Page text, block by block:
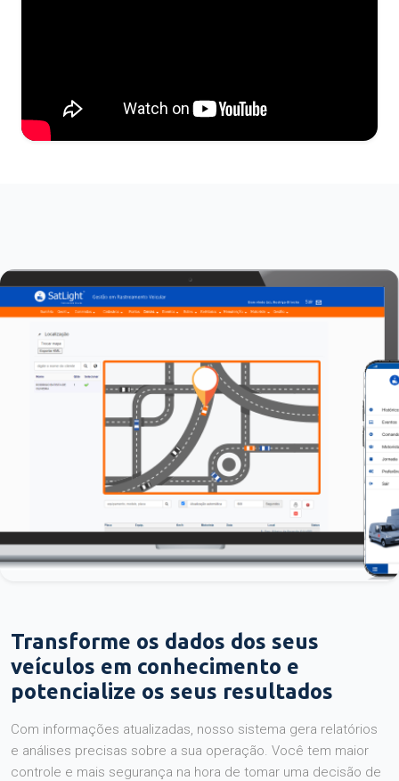
Transforme os dados dos seus
veículos em conhecimento e
potencialize os seus resultados
Com informações atualizadas, nosso sistema gera relatórios
e análises precisas sobre a sua operação. Você tem maior
controle e mais segurança na hora de tomar uma decisão de